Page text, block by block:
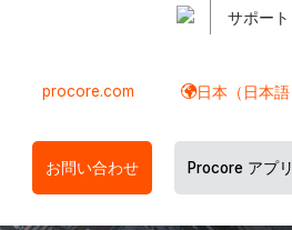
サポート
procore.com 日本（日本語
お問い合わせ Procore アプ